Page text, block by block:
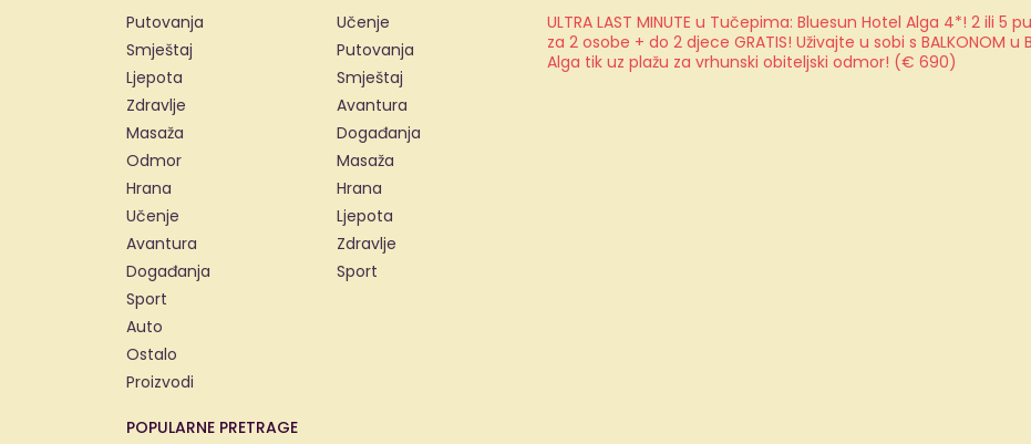
Putovanja
Smještaj
Ljepota
Zdravlje
Masaža
Odmor
Hrana
Učenje
Avantura
Događanja
Sport
Auto
Ostalo
Proizvodi
Učenje
Putovanja
Smještaj
Avantura
Događanja
Masaža
Hrana
Ljepota
Zdravlje
Sport
ULTRA LAST MINUTE u Tučepima: Bluesun Hotel Alga 4*! 2 ili 5
za 2 osobe + do 2 djece GRATIS! Uživajte u sobi s BALKONOM
Alga tik uz plažu za vrhunski obiteljski odmor! (€ 690)
POPULARNE PRETRAGE